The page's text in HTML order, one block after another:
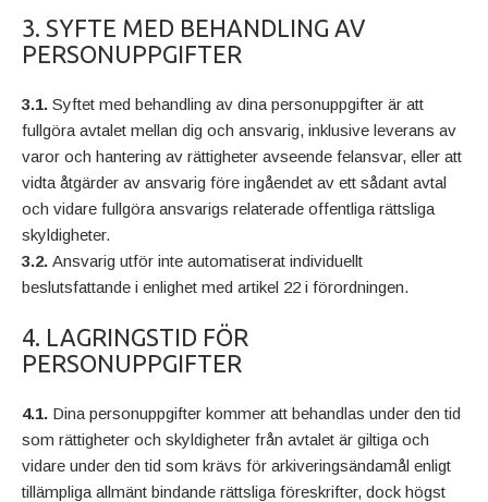
3. SYFTE MED BEHANDLING AV
PERSONUPPGIFTER
3.1.Syftet med behandling av dina personuppgifter är att
fullgöra avtalet mellan dig och ansvarig, inklusive leverans av
varor och hantering av rättigheter avseende felansvar, eller att
vidta åtgärder av ansvarig före ingåendet av ett sådant avtal
och vidare fullgöra ansvarigs relaterade offentliga rättsliga
skyldigheter.
3.2.Ansvarig utför inte automatiserat individuellt
beslutsfattande i enlighet med artikel 22 i förordningen.
4. LAGRINGSTID FÖR
PERSONUPPGIFTER
4.1. Dina personuppgifter kommer att behandlas under den tid
som rättigheter och skyldigheter från avtalet är giltiga och
vidare under den tid som krävs för arkiveringsändamål enligt
tillämpliga allmänt bindande rättsliga föreskrifter, dock högst